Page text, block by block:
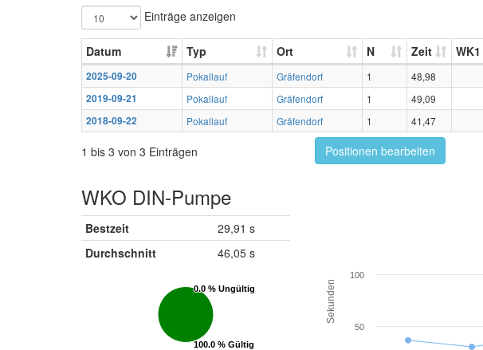
Einträge anzeigen
Datum Typ Ort N Zeit WK1
2025-09-20 Pokallauf Gräfendorf 1
48,98
2019-09-21
Pokallauf Gräfendorf 1
49,09
2018-09-22
Pokallauf Gräfendorf 1 41,47
1 bis 3 von 3 Einträgen Positionen bearbeiten
WKO DIN-Pumpe
Bestzeit
29,91 s
Durchschnitt
46,05 s
0.0 % Ungültig
0.0 % Ungültig
100.0 % Gültig
100.0 % Gültig
Sekunden
50
100